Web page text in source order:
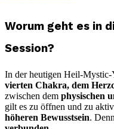
Worum geht es in
Session?
In der heutigen Heil-Mystic-
vierten Chakra, dem
zwischen dem physischen
gilt es zu öffnen und zu
höheren Bewusstsein.